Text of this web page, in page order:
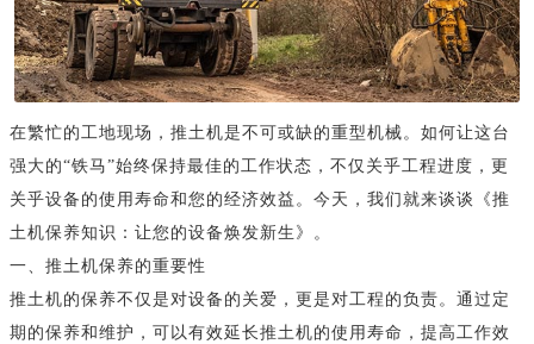
在繁忙的工地现场，推土机是不可或缺的重型机械。如何让这台
强大的“铁马”始终保持最佳的工作状态，不仅关乎工程进度，更
关乎设备的使用寿命和您的经济效益。今天，我们就来谈谈《推
土机保养知识：让您的设备焕发新生》。
一、推土机保养的重要性
推土机的保养不仅是对设备的关爱，更是对工程的负责。通过定
期的保养和维护，可以有效延长推土机的使用寿命，提高工作效